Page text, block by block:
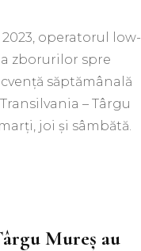
operatorul low-
zborurilor spre
săptămânală
– Târgu
joi și sâmbătă.
Mureș au